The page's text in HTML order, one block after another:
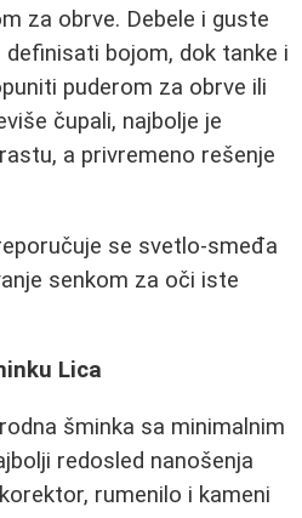
za obrve. Debele i guste
bojom, dok tanke i
puderom za obrve ili
čupali, najbolje je
a privremeno rešenje
se svetlo-smeđa
senkom za oči iste
Lica
šminka sa minimalnim
redosled nanošenja
rumenilo i kameni